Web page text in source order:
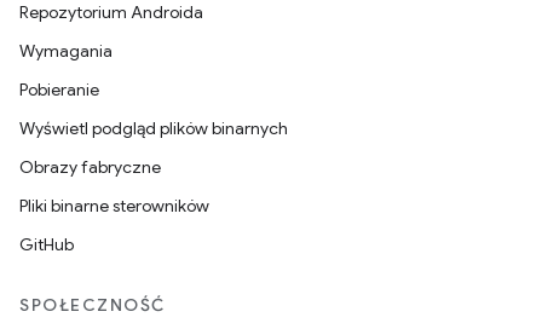
Repozytorium Androida
Wymagania
Pobieranie
Wyświetl podgląd plików binarnych
Obrazy fabryczne
Pliki binarne sterowników
GitHub
SPOŁECZNOŚĆ